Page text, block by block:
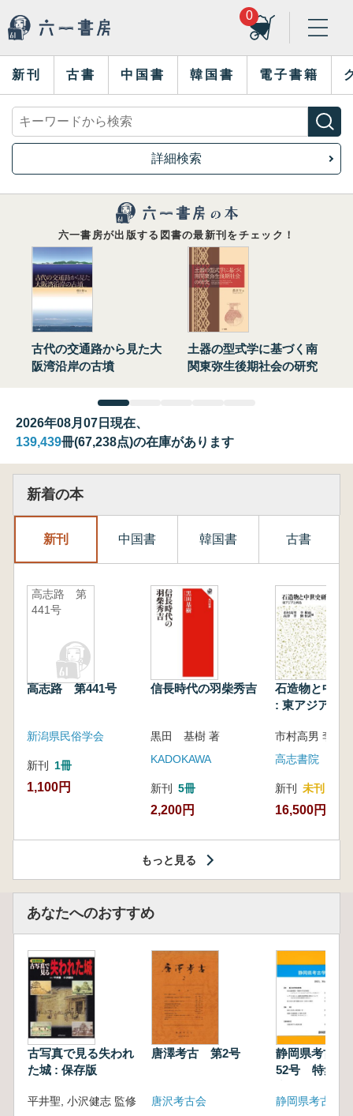
0
新刊 古書 中国書 韓国書 電子書籍
詳細検索
六一書房が出版する図書の最新刊をチェック！
古代の交通路から見た大
阪湾沿岸の古墳
土器の型式学に基づく南
関東弥生後期社会の研究
2026年08月07日現在、
139,439冊(67,238点)の在庫があります
新着の本
新刊 中国書 韓国書 古書
高志路 第
441号
高志路 第441号
新潟県民俗学会
新刊 1冊
1,100円
信長時代の羽柴秀吉
黒田 基樹 著
KADOKAWA
新刊 5冊
2,200円
石造物と中世
: 東アジアと
高志書院
新刊 未刊
16,500円
もっと見る
あなたへのおすすめ
古写真で見る失われ
た城 : 保存版
平井聖, 小沢健志 監修
唐澤考古 第2号
唐沢考古会
静岡県考古
52号 特集
静岡県考古学会